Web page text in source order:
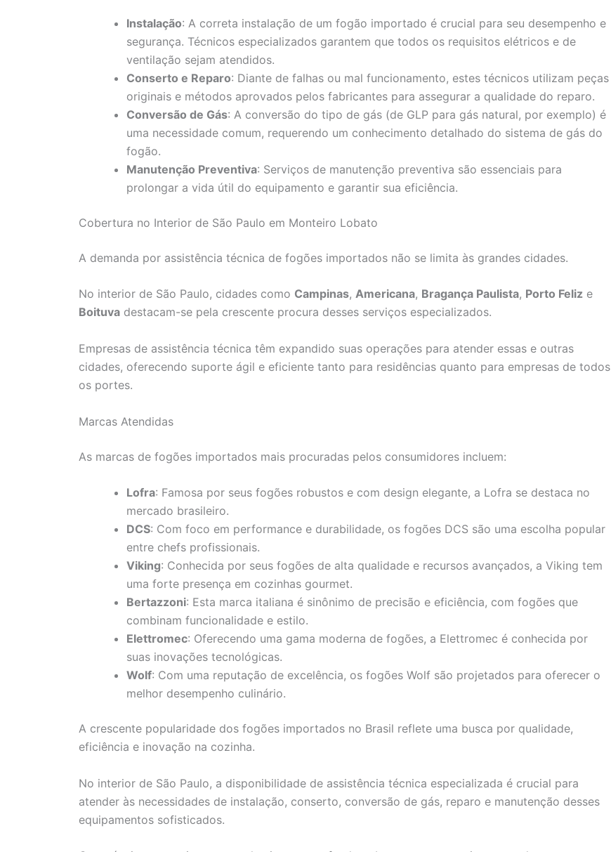
Instalação: A correta instalação de um fogão importado é crucial para seu desempenho e
segurança. Técnicos especializados garantem que todos os requisitos elétricos e de
ventilação sejam atendidos.
Conserto e Reparo: Diante de falhas ou mal funcionamento, estes técnicos utilizam peças
originais e métodos aprovados pelos fabricantes para assegurar a qualidade do reparo.
Conversão de Gás: A conversão do tipo de gás (de GLP para gás natural, por exemplo) é
uma necessidade comum, requerendo um conhecimento detalhado do sistema de gás do
fogão.
Manutenção Preventiva: Serviços de manutenção preventiva são essenciais para
prolongar a vida útil do equipamento e garantir sua eficiência.
Cobertura no Interior de São Paulo em Monteiro Lobato
A demanda por assistência técnica de fogões importados não se limita às grandes cidades.
No interior de São Paulo, cidades como Campinas, Americana, Bragança Paulista, Porto Feliz e
Boituva destacam-se pela crescente procura desses serviços especializados.
Empresas de assistência técnica têm expandido suas operações para atender essas e outras
cidades, oferecendo suporte ágil e eficiente tanto para residências quanto para empresas de todos
os portes.
Marcas Atendidas
As marcas de fogões importados mais procuradas pelos consumidores incluem:
Lofra: Famosa por seus fogões robustos e com design elegante, a Lofra se destaca no
mercado brasileiro.
DCS: Com foco em performance e durabilidade, os fogões DCS são uma escolha popular
entre chefs profissionais.
Viking: Conhecida por seus fogões de alta qualidade e recursos avançados, a Viking tem
uma forte presença em cozinhas gourmet.
Bertazzoni: Esta marca italiana é sinônimo de precisão e eficiência, com fogões que
combinam funcionalidade e estilo.
Elettromec: Oferecendo uma gama moderna de fogões, a Elettromec é conhecida por
suas inovações tecnológicas.
Wolf: Com uma reputação de excelência, os fogões Wolf são projetados para oferecer o
melhor desempenho culinário.
A crescente popularidade dos fogões importados no Brasil reflete uma busca por qualidade,
eficiência e inovação na cozinha.
No interior de São Paulo, a disponibilidade de assistência técnica especializada é crucial para
atender às necessidades de instalação, conserto, conversão de gás, reparo e manutenção desses
equipamentos sofisticados.